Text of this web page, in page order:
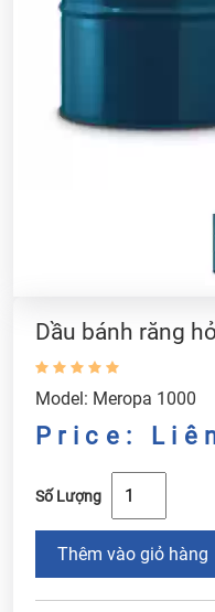
Dầu bánh răng
Model: Meropa 1000
Price:
Số Lượng
Thêm vào giỏ hàng